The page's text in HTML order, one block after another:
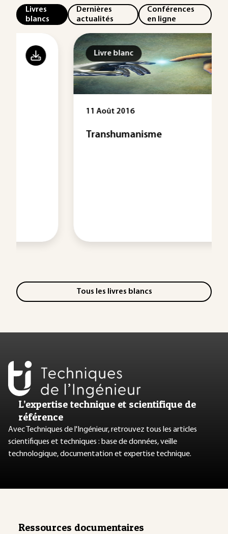
Livres
blancs
Dernières
actualités
Conférences
en ligne
Livre blanc
Transhumanisme
Tous les livres blancs
L’expertise technique et scientifique de
référence
Avec Techniques de l'Ingénieur, retrouvez tous les articles
scientifiques et techniques : base de données, veille
technologique, documentation et expertise technique.
Ressources documentaires